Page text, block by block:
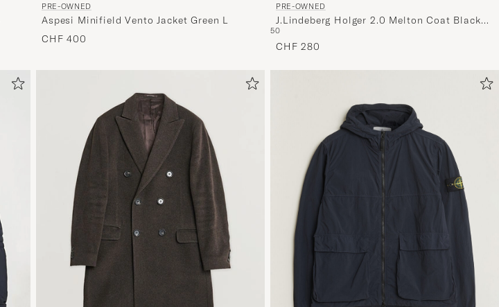
PRE-OWNED
Aspesi Minifield Vento Jacket Green L
CHF 400
PRE-OWNED
J.Lindeberg Holger 2.0 Melton Coat Black
50
50
CHF 280